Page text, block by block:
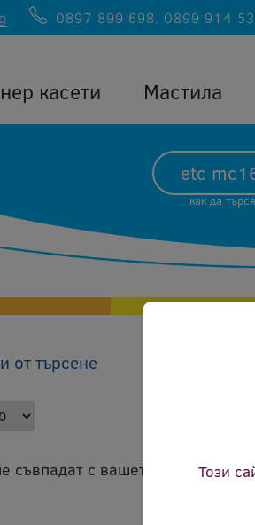
0897 899 698, 0899 914
касети Мастила
как да
от търсене
съвпадат с вашето запитване.
Този